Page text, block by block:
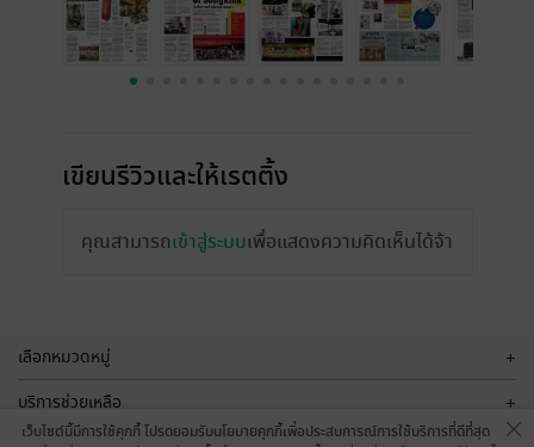
เขียนรีวิวและให้เรตติ้ง
คุณสามารถเข้าสู่ระบบเพื่อแสดงความคิดเห็นได้จ้า
เลือกหมวดหมู่ +
บริการช่วยเหลือ +
เว็บไซต์นี้มีการใช้คุกกี้ โปรดยอมรับนโยบายคุกกี้เพื่อประสบการณ์การใช้บริการที่ดีที่สุด